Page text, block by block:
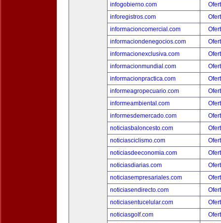
infogobierno.com
inforegistros.com
informacioncomercial.com
informaciondenegocios.com
informacionexclusiva.com
informacionmundial.com
informacionpractica.com
informeagropecuario.com
informeambiental.com
informesdemercado.com
noticiasbaloncesto.com
noticiasciclismo.com
noticiasdeeconomia.com
noticiasdiarias.com
noticiasempresariales.com
noticiasendirecto.com
noticiasentucelular.com
noticiasgolf.com